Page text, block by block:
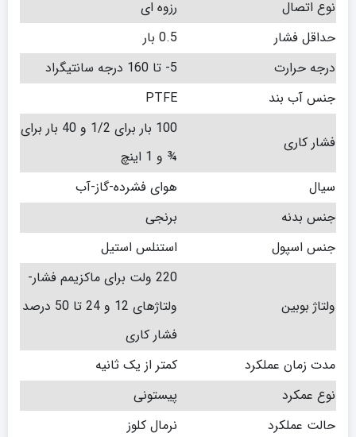
نوع اتصال
رزوه ای
حداقل فشار
0.5 بار
درجه حرارت
5- تا 160 درجه سانتیگراد
جنس آب بند
PTFE
فشار کاری
100 بار برای 1/2 و 40 بار برای
¾ و 1 اینچ
سیال
هوای فشرده-گاز-آب
جنس بدنه
برنجی
جنس اسپول
استنلس استیل
ولتاژ بوبین
220 ولت برای ماکزیمم فشار-
ولتاژهای 12 و 24 تا 50 درصد
فشار کاری
مدت زمان عملکرد
کمتر از یک ثانیه
نوع عمکرد
پیستونی
حالت عملکرد
نرمال کلوز